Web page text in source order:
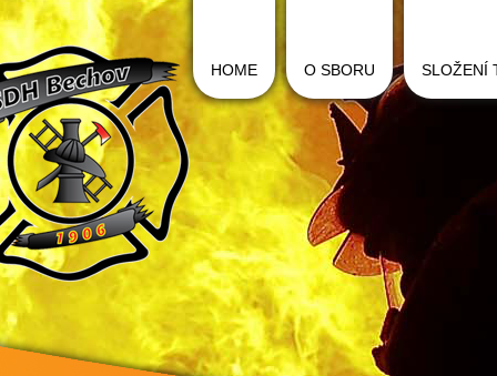
HOME O SBORU SLOŽENÍ